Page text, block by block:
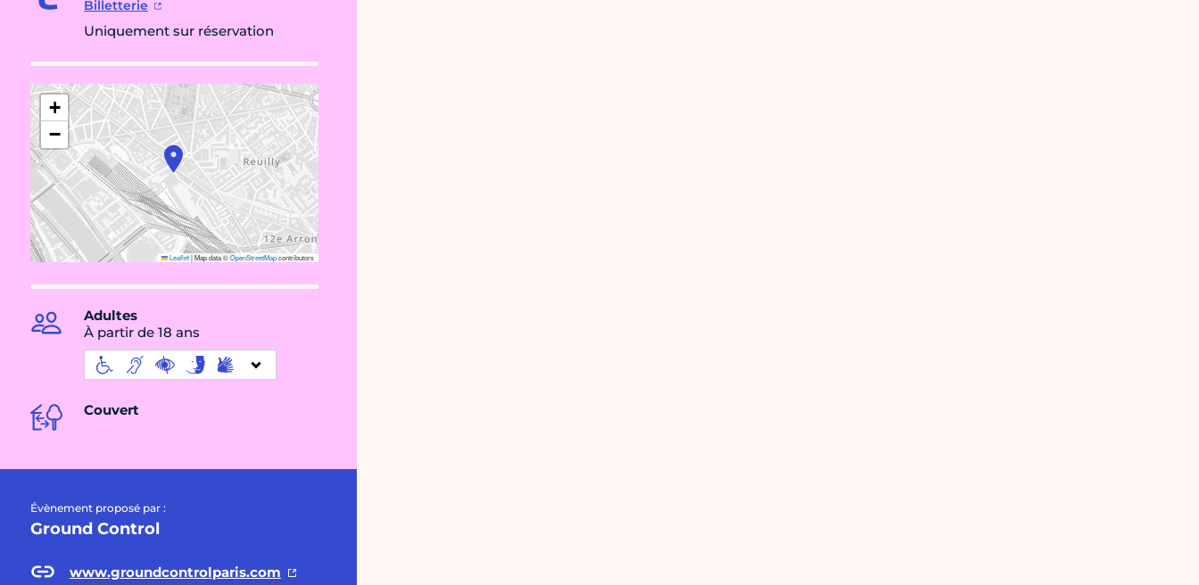
Billetterie
Uniquement sur réservation
+
−
Leaflet|Map data ©OpenStreetMapcontributors
Adultes
À partir de 18 ans
Couvert
Évènement proposé par :
Ground Control
www.groundcontrolparis.com